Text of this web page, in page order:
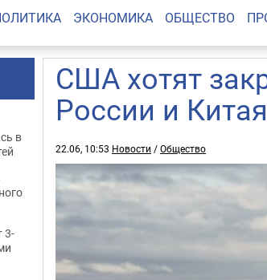
ЭКОНОМИКА ОБЩЕСТВО
США хотят
России и
22.06, 10:53 Новости /Общество
в
3-